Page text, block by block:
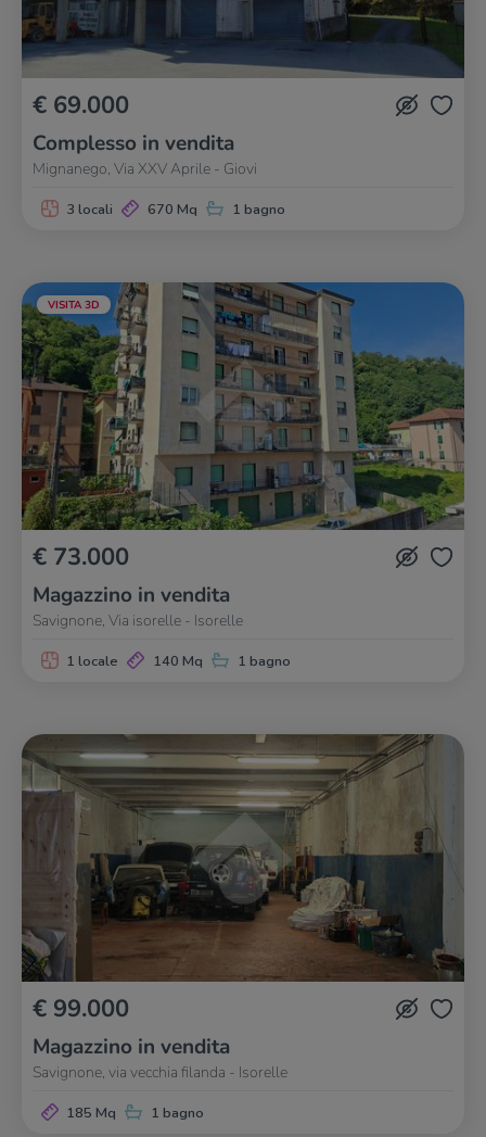
€ 69.000
Complesso in vendita
Mignanego, Via XXV Aprile - Giovi
3 locali 670 Mq 1 bagno
VISITA 3D
€ 73.000
Magazzino in vendita
Savignone, Via isorelle - Isorelle
1 locale 140 Mq 1 bagno
€ 99.000
Magazzino in vendita
Savignone, via vecchia filanda - Isorelle
185 Mq 1 bagno